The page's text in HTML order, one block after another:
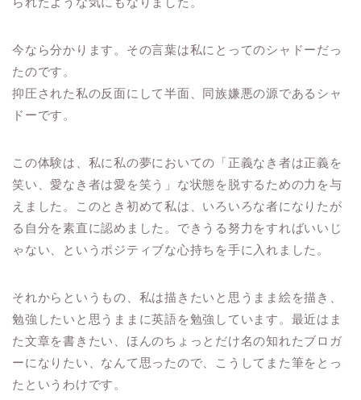
今なら分かります。その言葉は私にとってのシャドーだっ
たのです。
抑圧された私の反面にして半面、同族嫌悪の源であるシャ
ドーです。
この体験は、私に私の夢においての「正義なき者は正義を
笑い、愛なき者は愛を笑う」な状態を脱するための力を与
えました。このとき初めて私は、いろいろな者になりたが
る自分を素直に認めました。できうる努力をすればいいじ
ゃない、というポジティブな心持ちを手に入れました。
それからというもの、私は描きたいと思うまま絵を描き、
勉強したいと思うままに英語を勉強しています。最近はま
た文章を書きたい、ほんのちょっとだけ名の知れたブロガ
ーになりたい、なんて思ったので、こうしてまた筆をとっ
たというわけです。